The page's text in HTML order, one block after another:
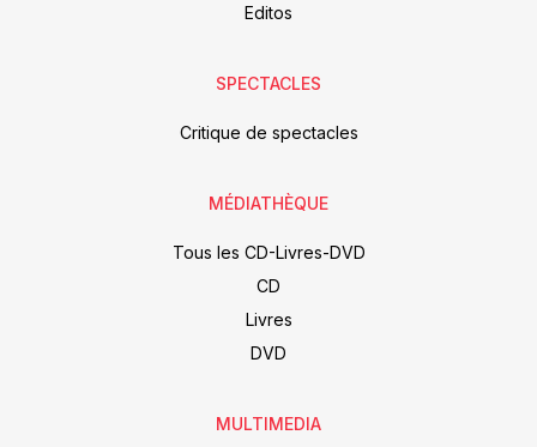
Editos
SPECTACLES
Critique de spectacles
MÉDIATHÈQUE
Tous les CD-Livres-DVD
CD
Livres
DVD
MULTIMEDIA